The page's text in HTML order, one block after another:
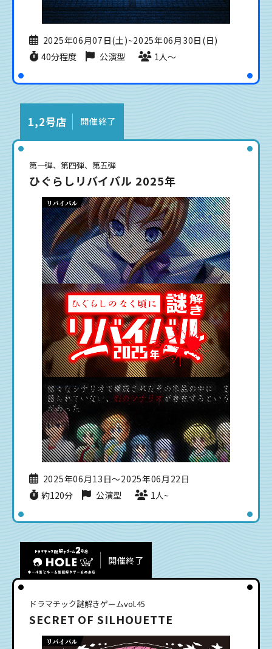
2025年06月07日(土)~2025年06月30日(日)
40分程度
公演型 1人〜
1,2号店 開催終了
第一弾、第四弾、第五弾
ひぐらしリバイバル 2025年
2025年06月13日〜2025年06月22日
約120分
公演型 1人~
開催終了
ドラマチック謎解きゲームvol.45
SECRET OF SILHOUETTE